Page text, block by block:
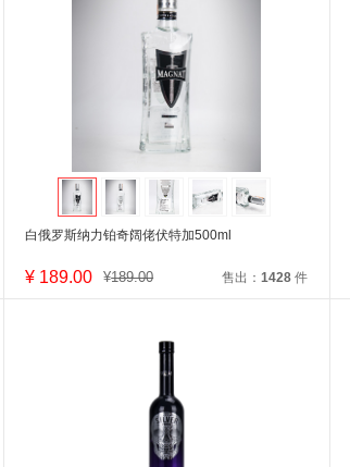
白俄罗斯纳力铂奇阔佬伏特加500ml
¥ 189.00 ¥189.00 售出：1428 件